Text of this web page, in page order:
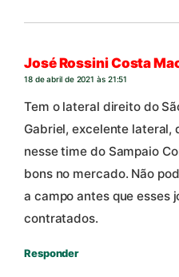
José Rossini Costa
18 de abril de 2021 às 21:51
Tem o lateral direito do
Gabriel, excelente
nesse time do Sampaio
bons no mercado. Não
a campo antes que esses
contratados.
Responder